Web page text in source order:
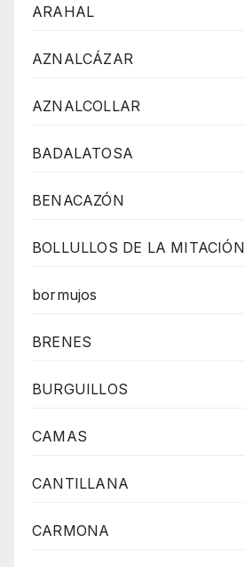
ARAHAL
AZNALCÁZAR
AZNALCOLLAR
BADALATOSA
BENACAZÓN
BOLLULLOS DE LA MITACIÓN
bormujos
BRENES
BURGUILLOS
CAMAS
CANTILLANA
CARMONA